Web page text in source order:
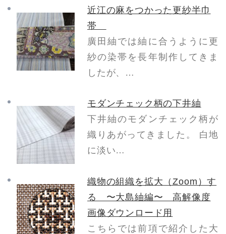
近江の麻をつかった更紗半巾
帯
廣田紬では紬に合うように更
紗の染帯を長年制作してきま
したが、…
モダンチェック柄の下井紬
下井紬のモダンチェック柄が
織りあがってきました。 白地
に淡い…
織物の組織を拡大（Zoom）す
る 〜大島紬編〜 高解像度
画像ダウンロード用
こちらでは前項で紹介した大